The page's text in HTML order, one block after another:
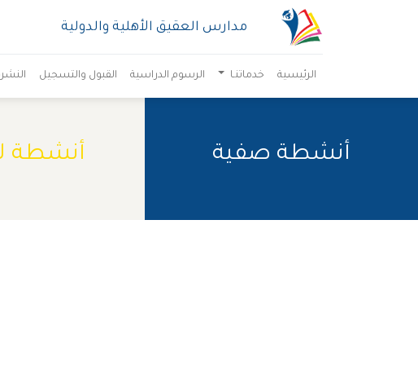
مدارس العقيق الأهلية والدولية
الرئيسية خدماتنـا الرسوم الدراسية القبول والتسجيل
أنشطة صفية أنشطة